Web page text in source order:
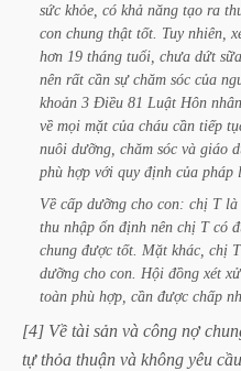
sức khỏe, có khả năng tạo ra
con chung thật tốt. Tuy nhiên,
hơn 19 tháng tuổi, chưa dứt sữa
nên rất cần sự chăm sóc của
khoản 3 Điều 81 Luật Hôn nhân
về mọi mặt của cháu cần tiếp
nuôi dưỡng, chăm sóc và giáo
phù hợp với quy định của pháp
Về cấp dưỡng cho con: chị T là
thu nhập ổn định nên chị T có
chung được tốt. Mặt khác, chị T
dưỡng cho con. Hội đồng xét xử
toàn phù hợp, cần được chấp
[4] Về tài sản và công nợ
tự thỏa thuận và không yêu cầu